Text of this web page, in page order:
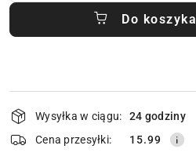
Do koszyka
Wyślij
Dostępność
i
dostawa
Wysyłka w ciągu:
24 godziny
Cena przesyłki:
15.99